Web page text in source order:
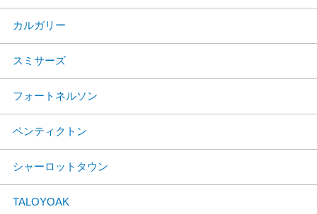
カルガリー
スミサーズ
フォートネルソン
ペンティクトン
シャーロットタウン
TALOYOAK